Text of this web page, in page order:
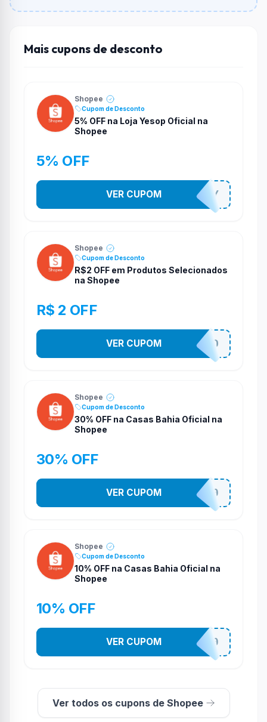
Funciona em qualquer produto?
não aceitar cupons.
Mais cupons de desconto
Shopee
Cupom de Desconto
5% OFF na Loja Yesop Oficial na
Shopee
5% OFF
YESO274Y
VER CUPOM
Shopee
Cupom de Desconto
R$2 OFF em Produtos Selecionados
na Shopee
R$ 2 OFF
VNOXVHJFD
VER CUPOM
Shopee
Cupom de Desconto
30% OFF na Casas Bahia Oficial na
Shopee
30% OFF
CASATEL30
VER CUPOM
Shopee
Cupom de Desconto
10% OFF na Casas Bahia Oficial na
Shopee
10% OFF
CASATEL10
VER CUPOM
Ver todos os cupons de Shopee